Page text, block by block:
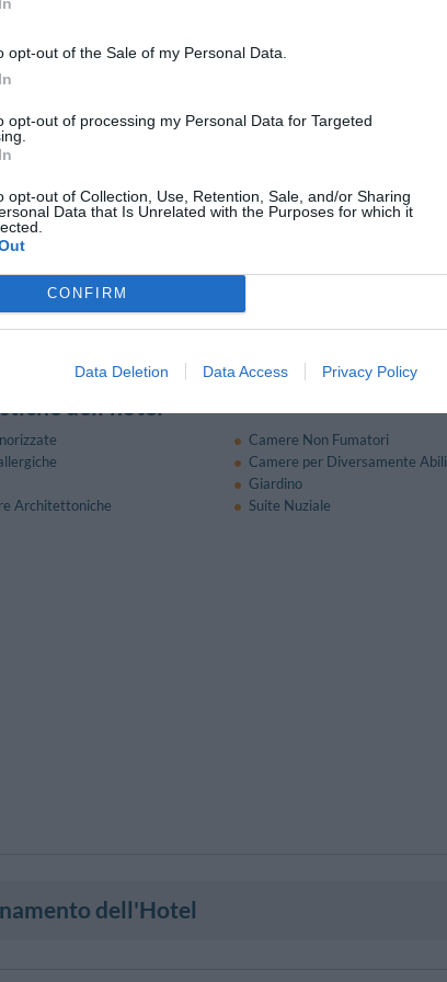
opt-out of the Sale of my Personal Data.
opt-out of processing my Personal Data for Targeted
opt-out of Collection, Use, Retention, Sale, and/or Sharing
Data that Is Unrelated with the Purposes for which it
CONFIRM
Data Deletion Data Access Privacy Policy
Bowling
Out Rapidi
Freccette
Congressi
Quotidiani
gruppi
Sitter
Windsurf
Camere Non Fumatori
Camere per Diversamente Abili
Giardino
Architettoniche
Suite Nuziale
dell'Hotel